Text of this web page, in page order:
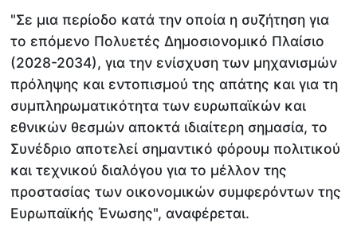
"Σε μια περίοδο κατά την οποία η συζήτηση για
το επόμενο Πολυετές Δημοσιονομικό Πλαίσιο
(2028-2034), για την ενίσχυση των μηχανισμών
πρόληψης και εντοπισμού της απάτης και για τη
συμπληρωματικότητα των ευρωπαϊκών και
εθνικών θεσμών αποκτά ιδιαίτερη σημασία, το
Συνέδριο αποτελεί σημαντικό φόρουμ πολιτικού
και τεχνικού διαλόγου για το μέλλον της
προστασίας των οικονομικών συμφερόντων της
Ευρωπαϊκής Ένωσης", αναφέρεται.